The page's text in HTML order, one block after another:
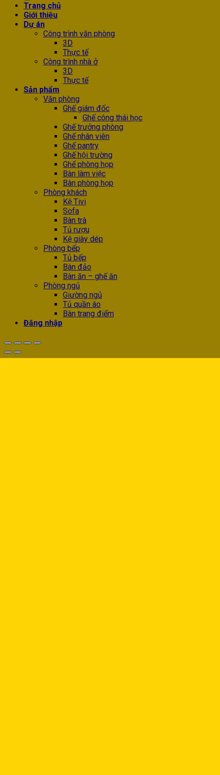
Trang chủ
Giới thiệu
Dự án
Công trình văn phòng
3D
Thực tế
Công trình nhà ở
3D
Thực tế
Sản phẩm
Văn phòng
Ghế giám đốc
Ghế công thái học
Ghế trưởng phòng
Ghế nhân viên
Ghế pantry
Ghế hội trường
Ghế phòng họp
Bàn làm việc
Bàn phòng họp
Phòng khách
Kệ Tivi
Sofa
Bàn trà
Tủ rượu
Kệ giày dép
Phòng bếp
Tủ bếp
Bàn đảo
Bàn ăn – ghế ăn
Phòng ngủ
Giường ngủ
Tủ quần áo
Bàn trang điểm
Đăng nhập